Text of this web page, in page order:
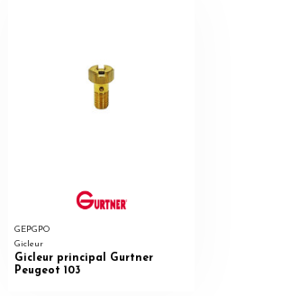
GEPGPO
Gicleur
Gicleur principal Gurtner
Peugeot 103